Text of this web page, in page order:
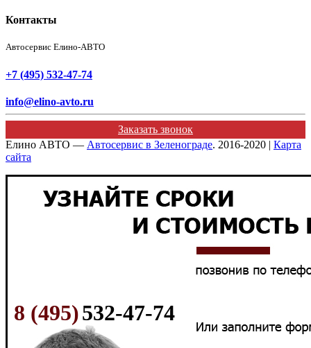
Контакты
Автосервис Елино-АВТО
+7 (495) 532-47-74
info@elino-avto.ru
Заказать звонок
Елино АВТО — Автосервис в Зеленограде. 2016-2020 | Карта
сайта
8 (495)532-47-74